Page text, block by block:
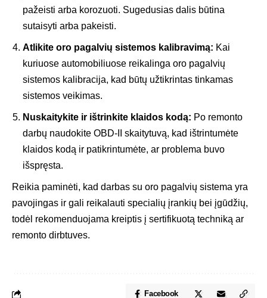
pažeisti arba korozuoti. Sugedusias dalis būtina
sutaisyti arba pakeisti.
Atlikite oro pagalvių sistemos kalibravimą: Kai
kuriuose automobiliuose reikalinga oro pagalvių
sistemos kalibracija, kad būtų užtikrintas tinkamas
sistemos veikimas.
Nuskaitykite ir ištrinkite klaidos kodą: Po remonto
darbų naudokite OBD-II skaitytuvą, kad ištrintumėte
klaidos kodą ir patikrintumėte, ar problema buvo
išspręsta.
Reikia paminėti, kad darbas su oro pagalvių sistema yra
pavojingas ir gali reikalauti specialių įrankių bei įgūdžių,
todėl rekomenduojama kreiptis į sertifikuotą techniką ar
remonto dirbtuves.
Facebook